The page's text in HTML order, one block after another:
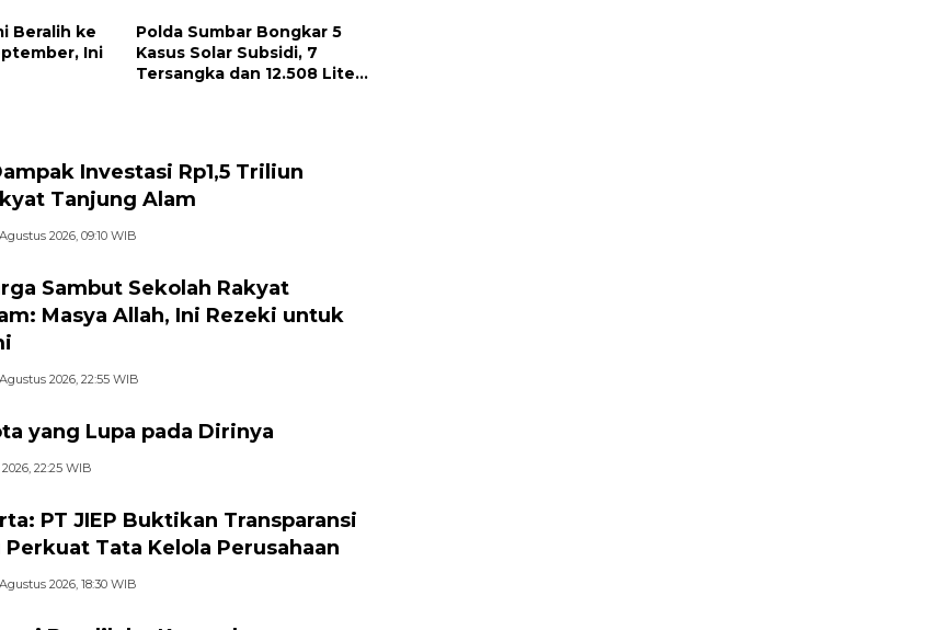
Beralih ke
Ini
Polda Sumbar Bongkar 5
Kasus Solar Subsidi, 7
Tersangka dan 12.508 Liter
Investasi Rp1,5 Triliun
Tanjung Alam
2026, 09:10 WIB
Sambut Sekolah Rakyat
Masya Allah, Ini Rezeki untuk
2026, 22:55 WIB
yang Lupa pada Dirinya
22:25 WIB
PT JIEP Buktikan Transparansi
Perkuat Tata Kelola Perusahaan
2026, 18:30 WIB